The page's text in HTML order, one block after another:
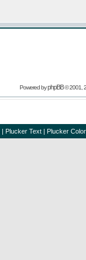
Powered byphpBB© 2001,
| Plucker Text | Plucker Color